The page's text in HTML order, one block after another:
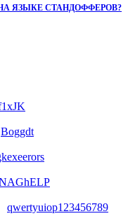
ЯЗЫКЕ СТАНДОФФЕРОВ?
Boggdt
qwertyuiop123456789